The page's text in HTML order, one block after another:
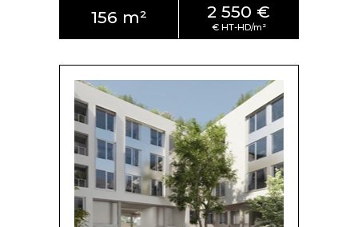
156 m² 2 550 €